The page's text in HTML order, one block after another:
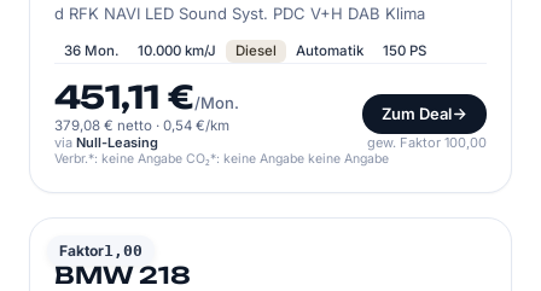
d RFK NAVI LED Sound Syst. PDC V+H DAB Klima
36 Mon. 10.000 km/J Diesel Automatik 150 PS
451,11 €/Mon.
379,08 € netto · 0,54 €/km
Zum Deal
via Null-Leasing gew. Faktor 100,00
Verbr.*: keine Angabe CO₂*: keine Angabe keine Angabe
Faktor1,00
BMW
BMW 218